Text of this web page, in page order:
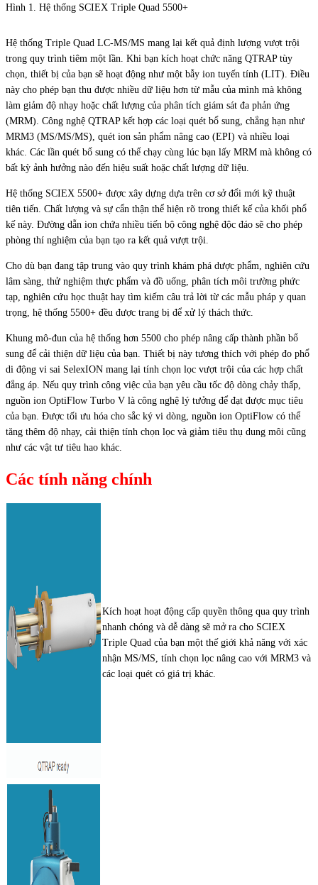
Hình 1. Hệ thống SCIEX Triple Quad 5500+
Hệ thống Triple Quad LC-MS/MS mang lại kết quả định lượng vượt trội
trong quy trình tiêm một lần. Khi bạn kích hoạt chức năng QTRAP tùy
chọn, thiết bị của bạn sẽ hoạt động như một bẫy ion tuyến tính (LIT). Điều
này cho phép bạn thu được nhiều dữ liệu hơn từ mẫu của mình mà không
làm giảm độ nhạy hoặc chất lượng của phân tích giám sát đa phản ứng
(MRM). Công nghệ QTRAP kết hợp các loại quét bổ sung, chẳng hạn như
MRM3 (MS/MS/MS), quét ion sản phẩm nâng cao (EPI) và nhiều loại
khác. Các lần quét bổ sung có thể chạy cùng lúc bạn lấy MRM mà không có
bất kỳ ảnh hưởng nào đến hiệu suất hoặc chất lượng dữ liệu.
Hệ thống SCIEX 5500+ được xây dựng dựa trên cơ sở đổi mới kỹ thuật
tiên tiến. Chất lượng và sự cẩn thận thể hiện rõ trong thiết kế của khối phổ
kế này. Đường dẫn ion chứa nhiều tiến bộ công nghệ độc đáo sẽ cho phép
phòng thí nghiệm của bạn tạo ra kết quả vượt trội.
Cho dù bạn đang tập trung vào quy trình khám phá dược phẩm, nghiên cứu
lâm sàng, thử nghiệm thực phẩm và đồ uống, phân tích môi trường phức
tạp, nghiên cứu học thuật hay tìm kiếm câu trả lời từ các mẫu pháp y quan
trọng, hệ thống 5500+ đều được trang bị để xử lý thách thức.
Khung mô-đun của hệ thống hơn 5500 cho phép nâng cấp thành phần bổ
sung để cải thiện dữ liệu của bạn. Thiết bị này tương thích với phép đo phổ
di động vi sai SelexION mang lại tính chọn lọc vượt trội của các hợp chất
đẳng áp. Nếu quy trình công việc của bạn yêu cầu tốc độ dòng chảy thấp,
nguồn ion OptiFlow Turbo V là công nghệ lý tưởng để đạt được mục tiêu
của bạn. Được tối ưu hóa cho sắc ký vi dòng, nguồn ion OptiFlow có thể
tăng thêm độ nhạy, cải thiện tính chọn lọc và giảm tiêu thụ dung môi cũng
như các vật tư tiêu hao khác.
Các tính năng chính
Kích hoạt hoạt động cấp quyền thông qua quy trình
nhanh chóng và dễ dàng sẽ mở ra cho SCIEX
Triple Quad của bạn một thế giới khả năng với xác
nhận MS/MS, tính chọn lọc nâng cao với MRM3 và
các loại quét có giá trị khác.